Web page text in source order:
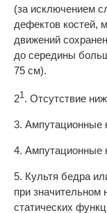
(за исключением
дефектов костей,
движений
до середины
75 см).
21. Отсутствие
3. Ампутационные
4. Ампутационные
5. Культя бедра
при значительном
статических